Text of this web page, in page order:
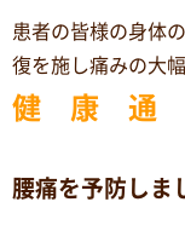
患者の皆様の身体
復を施し痛みの大
健 康 通
腰痛を予防しま